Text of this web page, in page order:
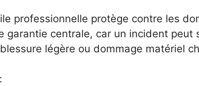
professionnelle protège contre les
garantie centrale, car un incident peut
légère ou dommage matériel